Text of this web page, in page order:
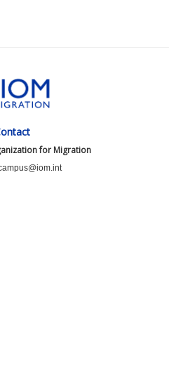
for Migration